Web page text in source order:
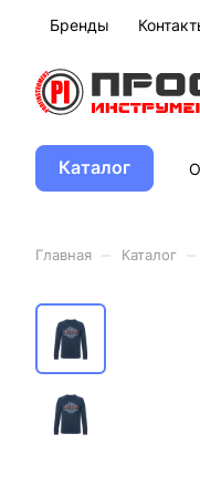
Бренды
Каталог
Главная Каталог